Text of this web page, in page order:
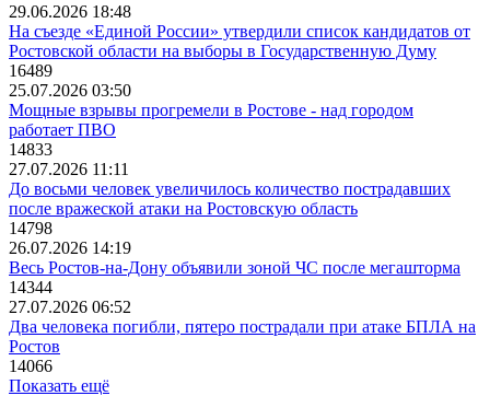
29.06.2026 18:48
На съезде «Единой России» утвердили список кандидатов от
Ростовской области на выборы в Государственную Думу
16489
25.07.2026 03:50
Мощные взрывы прогремели в Ростове - над городом
работает ПВО
14833
27.07.2026 11:11
До восьми человек увеличилось количество пострадавших
после вражеской атаки на Ростовскую область
14798
26.07.2026 14:19
Весь Ростов-на-Дону объявили зоной ЧС после мегашторма
14344
27.07.2026 06:52
Два человека погибли, пятеро пострадали при атаке БПЛА на
Ростов
14066
Показать ещё